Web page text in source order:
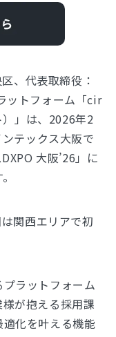
、代表取締役：
ットフォーム「cir
」は、2026年2
テックス大阪で
大阪’26」に
関西エリアで初
ラットフォーム
が抱える採用課
化を叶える機能